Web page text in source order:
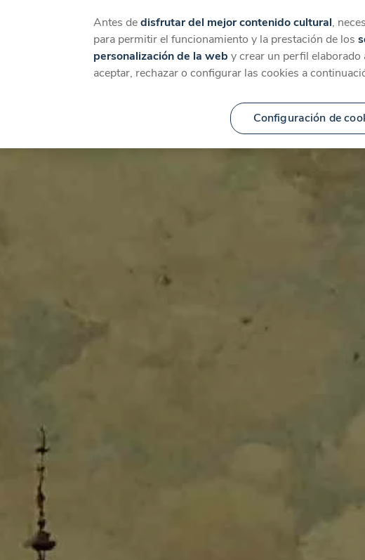
Catálogo Temáticas Categorías
Antes dedisfrutar del mejor contenido cultural,
para permitir el funcionamiento y la prestación de los
personalización de la web y crear un perfil
aceptar, rechazar o configurar las cookies a
Configuración de